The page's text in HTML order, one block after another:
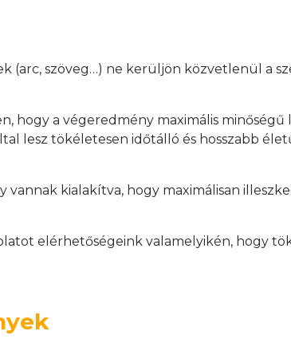
(arc, szöveg…) ne kerüljön közvetlenül a
hogy a végeredmény maximális minőségű
lesz tökéletesen időtálló és hosszabb
kialakítva, hogy maximálisan
elérhetőségeink valamelyikén, hogy